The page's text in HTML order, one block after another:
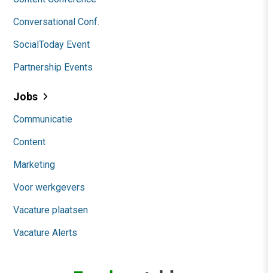
Conversational Conf.
SocialToday Event
Partnership Events
Jobs
Communicatie
Content
Marketing
Voor werkgevers
Vacature plaatsen
Vacature Alerts